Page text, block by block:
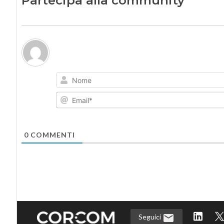
0COMMENTI
Seguici